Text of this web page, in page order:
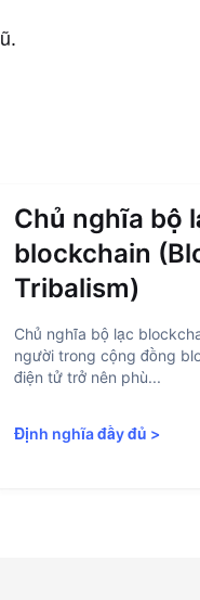
Chủ nghĩa bộ
blockchain
Tribalism)
Chủ nghĩa bộ lạc
người trong cộng đồng
điện tử trở nên phù...
Định nghĩa đầy đủ >